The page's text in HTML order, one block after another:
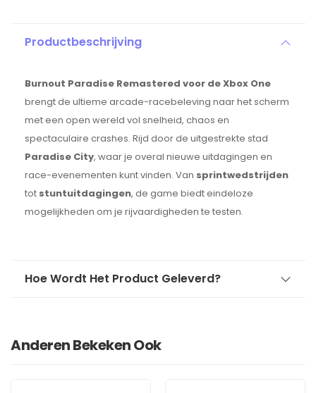
Productbeschrijving
Burnout Paradise Remastered voor de Xbox One
brengt de ultieme arcade-racebeleving naar het scherm
met een open wereld vol snelheid, chaos en
spectaculaire crashes. Rijd door de uitgestrekte stad
Paradise City, waar je overal nieuwe uitdagingen en
race-evenementen kunt vinden. Van sprintwedstrijden
tot stuntuitdagingen, de game biedt eindeloze
mogelijkheden om je rijvaardigheden te testen.
Hoe Wordt Het Product Geleverd?
Anderen Bekeken Ook